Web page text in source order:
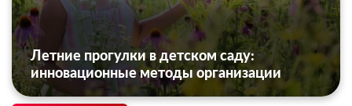
Летние прогулки в детском саду:
инновационные методы организации